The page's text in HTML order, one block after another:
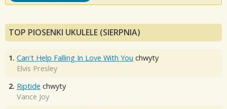
TOP PIOSENKI UKULELE (SIERPNIA)
1. Can't Help Falling In Love With You chwyty
Elvis Presley
2. Riptide chwyty
Vance Joy